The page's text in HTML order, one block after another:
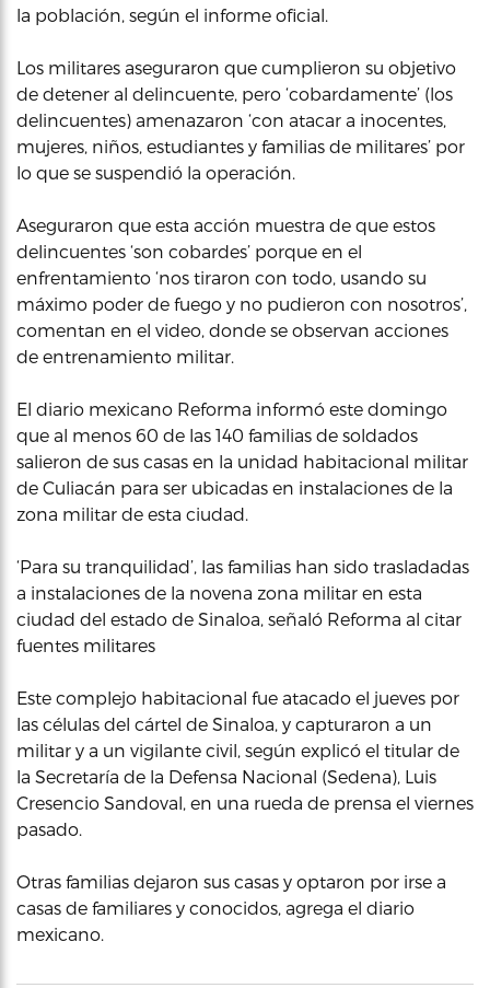
la población, según el informe oficial.
Los militares aseguraron que cumplieron su objetivo
de detener al delincuente, pero ‘cobardamente’ (los
delincuentes) amenazaron ‘con atacar a inocentes,
mujeres, niños, estudiantes y familias de militares’ por
lo que se suspendió la operación.
Aseguraron que esta acción muestra de que estos
delincuentes ‘son cobardes’ porque en el
enfrentamiento ‘nos tiraron con todo, usando su
máximo poder de fuego y no pudieron con nosotros’,
comentan en el video, donde se observan acciones
de entrenamiento militar.
El diario mexicano Reforma informó este domingo
que al menos 60 de las 140 familias de soldados
salieron de sus casas en la unidad habitacional militar
de Culiacán para ser ubicadas en instalaciones de la
zona militar de esta ciudad.
‘Para su tranquilidad’, las familias han sido trasladadas
a instalaciones de la novena zona militar en esta
ciudad del estado de Sinaloa, señaló Reforma al citar
fuentes militares
Este complejo habitacional fue atacado el jueves por
las células del cártel de Sinaloa, y capturaron a un
militar y a un vigilante civil, según explicó el titular de
la Secretaría de la Defensa Nacional (Sedena), Luis
Cresencio Sandoval, en una rueda de prensa el viernes
pasado.
Otras familias dejaron sus casas y optaron por irse a
casas de familiares y conocidos, agrega el diario
mexicano.